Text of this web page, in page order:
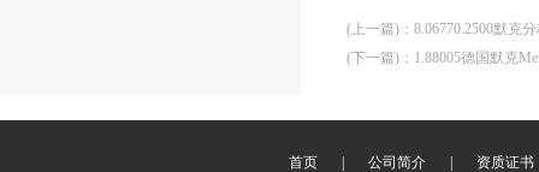
(上一篇) ： 8.06770.2500默克
(下一篇) ： 1.88005德国默克
首页 公司简介 资质证书